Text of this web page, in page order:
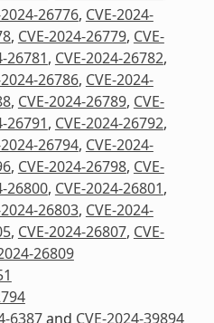
2024-26776, CVE-2024-
, CVE-2024-26779, CVE-
26781, CVE-2024-26782,
2024-26786, CVE-2024-
, CVE-2024-26789, CVE-
26791, CVE-2024-26792,
2024-26794, CVE-2024-
, CVE-2024-26798, CVE-
26800, CVE-2024-26801,
2024-26803, CVE-2024-
, CVE-2024-26807, CVE-
26809
6387and CVE-2024-39894